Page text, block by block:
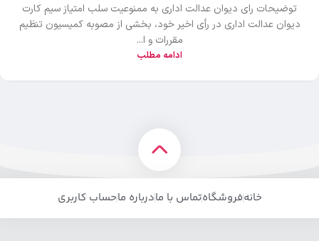
توضیحات رای دیوان عدالت اداری به ممنوعیت سلب امتیاز سیم کارت
دیوان عدالت اداری در رأی اخیر خود، بخشی از مصوبه کمیسیون تنظیم
مقررات و ا...
ادامه مطلب
خانهفروشگاهتماس با مادرباره ماحساب کاربری